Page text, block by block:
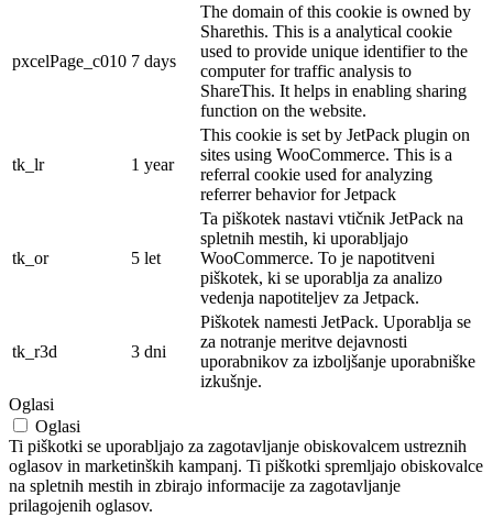
pxcelPage_c010 7 days
The domain of this cookie is owned by
Sharethis. This is a analytical cookie
used to provide unique identifier to the
computer for traffic analysis to
ShareThis. It helps in enabling sharing
function on the website.
tk_lr 1 year
This cookie is set by JetPack plugin on
sites using WooCommerce. This is a
referral cookie used for analyzing
referrer behavior for Jetpack
tk_or 5 let
Ta piškotek nastavi vtičnik JetPack na
spletnih mestih, ki uporabljajo
WooCommerce. To je napotitveni
piškotek, ki se uporablja za analizo
vedenja napotiteljev za Jetpack.
tk_r3d 3 dni
Piškotek namesti JetPack. Uporablja se
za notranje meritve dejavnosti
uporabnikov za izboljšanje uporabniške
izkušnje.
Oglasi
Oglasi
Ti piškotki se uporabljajo za zagotavljanje obiskovalcem ustreznih
oglasov in marketinških kampanj. Ti piškotki spremljajo obiskovalce
na spletnih mestih in zbirajo informacije za zagotavljanje
prilagojenih oglasov.